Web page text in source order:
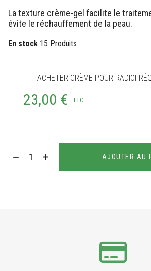
La texture crème-gel facilite le
évite le réchauffement de la peau.
En stock 15 Produits
ACHETER CRÈME POUR
23,00 € TTC
AJOUTER AU